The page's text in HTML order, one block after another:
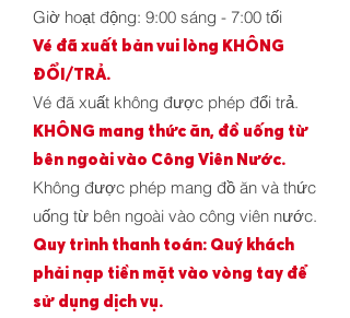
Giờ hoạt động: 9:00 sáng - 7:00 tối
Vé đã xuất bản vui lòng KHÔNG
ĐỔI/TRẢ.
Vé đã xuất không được phép đổi trả.
KHÔNG mang thức ăn, đồ uống từ
bên ngoài vào Công Viên Nước.
Không được phép mang đồ ăn và thức
uống từ bên ngoài vào công viên nước.
Quy trình thanh toán: Quý khách
phải nạp tiền mặt vào vòng tay để
sử dụng dịch vụ.